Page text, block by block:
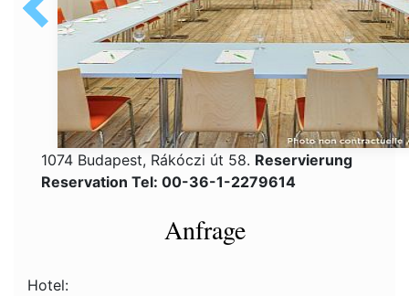
1074 Budapest, Rákóczi út 58. Reservierung
Reservation Tel: 00-36-1-2279614
Anfrage
Hotel: